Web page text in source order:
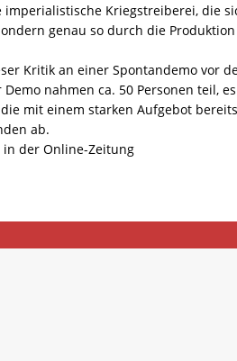
Kriegstreiberei, die
genau so durch die
Kritik an einer Spontandemo vor
nahmen ca. 50 Personen teil,
mit einem starken Aufgebot
ab.
in der Online-Zeitung